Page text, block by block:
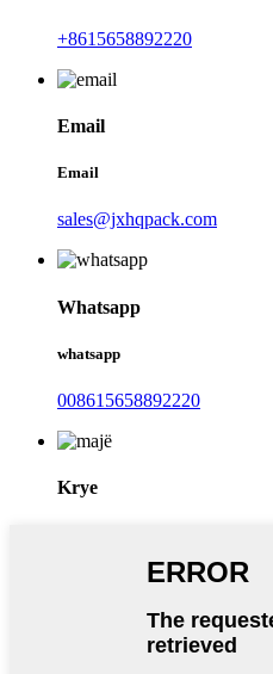
+8615658892220
Email
Email
sales@jxhqpack.com
Whatsapp
whatsapp
008615658892220
Krye